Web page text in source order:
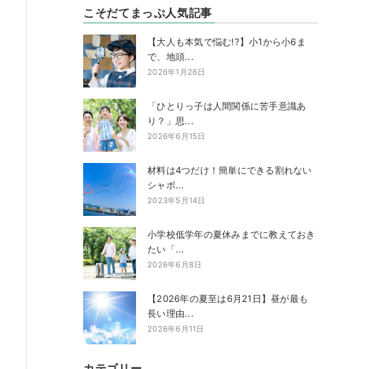
こそだてまっぷ人気記事
【大人も本気で悩む!?】小1から小6ま
で、地頭...
2026年1月26日
「ひとりっ子は人間関係に苦手意識あ
り？」思...
2026年6月15日
材料は4つだけ！簡単にできる割れない
シャボ...
2023年5月14日
小学校低学年の夏休みまでに教えておき
たい「...
2026年6月8日
【2026年の夏至は6月21日】昼が最も
長い理由...
2026年6月11日